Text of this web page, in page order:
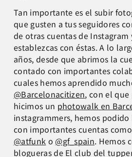
Tan importante es el subir
que gusten a tus seguidores
de otras cuentas de
establezcas con éstas. A lo
años, desde que abrimos la
contado con importantes
cuales hemos aprendido
@Barcelonacitizen, con el
hicimos un photowalk en
instagrammers, hemos podido
con importantes cuentas como
@atfunk o @gf_spain. Hemos
blogueras de El club del